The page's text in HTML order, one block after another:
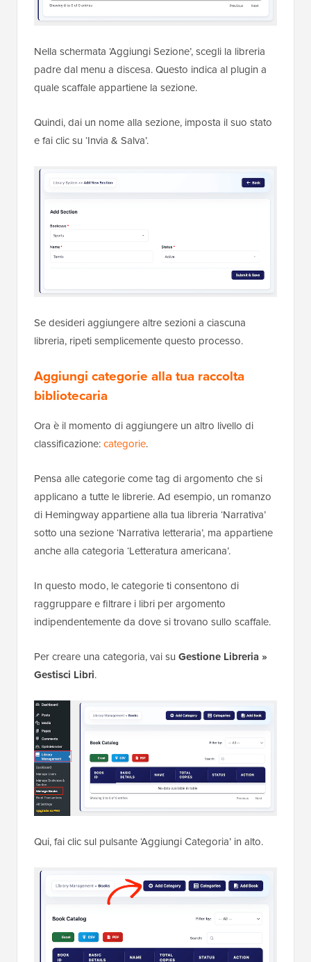
Nella schermata ‘Aggiungi Sezione’, scegli la libreria
padre dal menu a discesa. Questo indica al plugin a
quale scaffale appartiene la sezione.
Quindi, dai un nome alla sezione, imposta il suo stato
e fai clic su ‘Invia & Salva’.
Se desideri aggiungere altre sezioni a ciascuna
libreria, ripeti semplicemente questo processo.
Aggiungi categorie alla tua raccolta
bibliotecaria
Ora è il momento di aggiungere un altro livello di
classificazione:categorie.
Pensa alle categorie come tag di argomento che si
applicano a tutte le librerie. Ad esempio, un romanzo
di Hemingway appartiene alla tua libreria ‘Narrativa’
sotto una sezione ‘Narrativa letteraria’, ma appartiene
anche alla categoria ‘Letteratura americana’.
In questo modo, le categorie ti consentono di
raggruppare e filtrare i libri per argomento
indipendentemente da dove si trovano sullo scaffale.
Per creare una categoria, vai su Gestione Libreria »
Gestisci Libri.
Qui, fai clic sul pulsante ‘Aggiungi Categoria’ in alto.